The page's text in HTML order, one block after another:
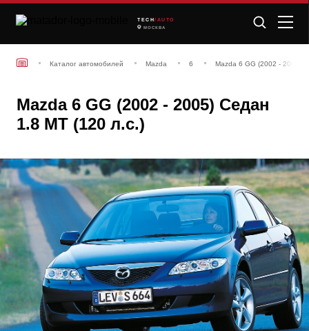
TECH /AUTO
МОСКВА
Каталог автомобилей Mazda 6 Mazda 6 GG (2002 - 2005)
Mazda 6 GG (2002 - 2005) Седан
1.8 MT (120 л.с.)